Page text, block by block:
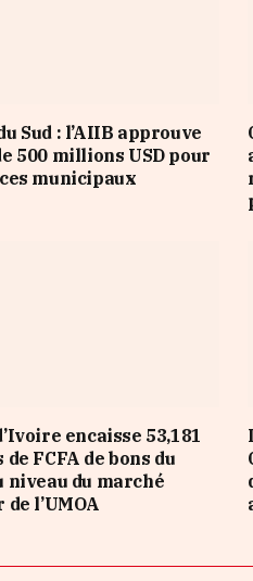
Sud : l’AIIB approuve
500 millions USD pour
municipaux
encaisse 53,181
FCFA de bons du
niveau du marché
l’UMOA